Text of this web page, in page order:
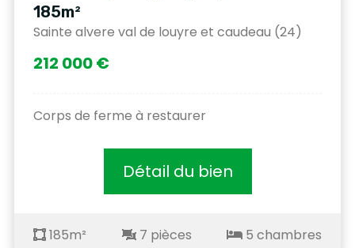
185m²
Sainte alvere val de louyre et caudeau (24)
212 000 €
Corps de ferme à restaurer
Détail du bien
185m² 7 pièces 5 chambres